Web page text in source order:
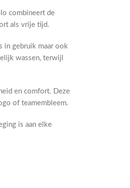
combineert de
als vrije tijd.
in gebruik maar ook
wassen, terwijl
en comfort. Deze
of teamembleem.
is aan elke